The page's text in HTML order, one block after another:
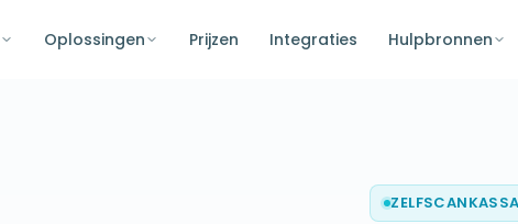
Oplossingen Prijzen Integraties Hulpbronnen
ZELFSCANKASSA